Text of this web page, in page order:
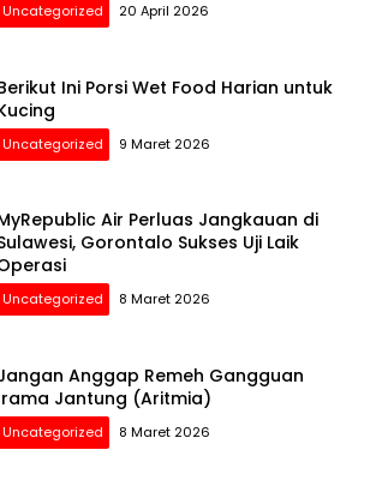
Uncategorized 20 April 2026
Ini Porsi Wet Food Harian untuk
Uncategorized 9 Maret 2026
Air Perluas Jangkauan di
Gorontalo Sukses Uji Laik
Uncategorized 8 Maret 2026
Anggap Remeh Gangguan
Jantung (Aritmia)
Uncategorized 8 Maret 2026